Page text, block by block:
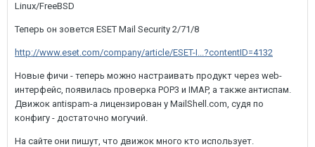
Linux/FreeBSD
Теперь он зовется ESET Mail Security 2/71/8
http://www.eset.com/company/article/ESET-I...?contentID=4132
Новые фичи - теперь можно настраивать продукт через web-
интерфейс, появилась проверка POP3 и IMAP, а также антиспам.
Движок antispam-а лицензирован у MailShell.com, судя по
конфигу - достаточно могучий.
На сайте они пишут, что движок много кто использует.